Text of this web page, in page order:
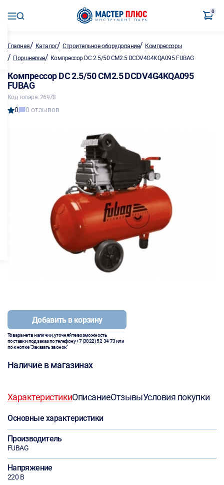
0
Главная/ Каталог/Строительное оборудование/ Компрессоры
/ Поршневые/ Компрессор DC 2.5/50 CM2.5 DCDV4G4KQA095 FUBAG
Компрессор DC 2.5/50 CM2.5 DCDV4G4KQA095
FUBAG
Код товара: 26978
0 0 отзывов
Добавить в корзину
Товара нет в наличии, уточняйте возможность
поставки под заказ по телефону+7 (3822) 52-34-73или
по кнопке "Заказать звонок"
Наличие в магазинах
ХарактеристикиОписаниеОтзывыУсловия покупки
Основные характеристики
Производитель
FUBAG
Напряжение
220 В